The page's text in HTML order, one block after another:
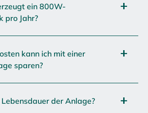
ein 800W-
pro Jahr?
kann ich mit einer
sparen?
der Anlage?